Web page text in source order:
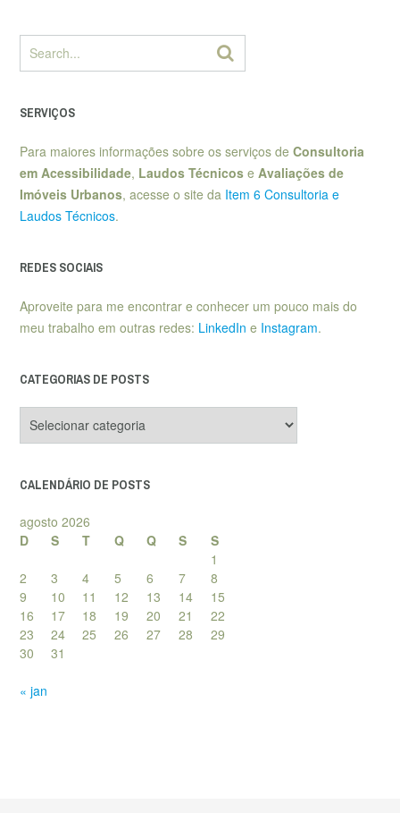
SERVIÇOS
Para maiores informações sobre os serviços de Consultoria
em Acessibilidade, Laudos Técnicos e Avaliações de
Imóveis Urbanos, acesse o site da Item 6 Consultoria e
Laudos Técnicos.
REDES SOCIAIS
Aproveite para me encontrar e conhecer um pouco mais do
meu trabalho em outras redes: LinkedIn e Instagram.
CATEGORIAS DE POSTS
de
CALENDÁRIO DE POSTS
agosto 2026
D
S T Q Q S
S
1
2
3 4 5 6 7
8
9
10 11 12 13 14
15
16
17 18 19 20 21
22
23
24 25 26 27 28
29
30
31
« jan